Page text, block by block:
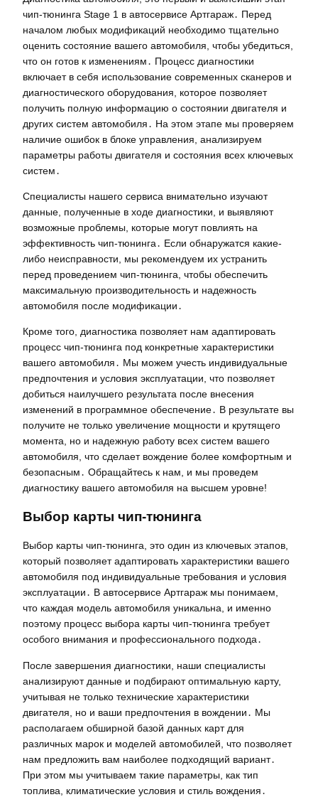
чип-тюнинга Stage 1 в автосервисе Артгараж․ Перед
началом любых модификаций необходимо тщательно
оценить состояние вашего автомобиля, чтобы убедиться,
что он готов к изменениям․ Процесс диагностики
включает в себя использование современных сканеров и
диагностического оборудования, которое позволяет
получить полную информацию о состоянии двигателя и
других систем автомобиля․ На этом этапе мы проверяем
наличие ошибок в блоке управления, анализируем
параметры работы двигателя и состояния всех ключевых
систем․
Специалисты нашего сервиса внимательно изучают
данные, полученные в ходе диагностики, и выявляют
возможные проблемы, которые могут повлиять на
эффективность чип-тюнинга․ Если обнаружатся какие-
либо неисправности, мы рекомендуем их устранить
перед проведением чип-тюнинга, чтобы обеспечить
максимальную производительность и надежность
автомобиля после модификации․
Кроме того, диагностика позволяет нам адаптировать
процесс чип-тюнинга под конкретные характеристики
вашего автомобиля․ Мы можем учесть индивидуальные
предпочтения и условия эксплуатации, что позволяет
добиться наилучшего результата после внесения
изменений в программное обеспечение․ В результате вы
получите не только увеличение мощности и крутящего
момента, но и надежную работу всех систем вашего
автомобиля, что сделает вождение более комфортным и
безопасным․ Обращайтесь к нам, и мы проведем
диагностику вашего автомобиля на высшем уровне!
Выбор карты чип-тюнинга
Выбор карты чип-тюнинга, это один из ключевых этапов,
который позволяет адаптировать характеристики вашего
автомобиля под индивидуальные требования и условия
эксплуатации․ В автосервисе Артгараж мы понимаем,
что каждая модель автомобиля уникальна, и именно
поэтому процесс выбора карты чип-тюнинга требует
особого внимания и профессионального подхода․
После завершения диагностики, наши специалисты
анализируют данные и подбирают оптимальную карту,
учитывая не только технические характеристики
двигателя, но и ваши предпочтения в вождении․ Мы
располагаем обширной базой данных карт для
различных марок и моделей автомобилей, что позволяет
нам предложить вам наиболее подходящий вариант․
При этом мы учитываем такие параметры, как тип
топлива, климатические условия и стиль вождения․